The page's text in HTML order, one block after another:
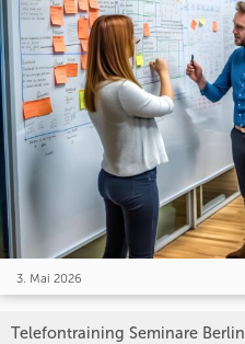
3. Mai 2026
Telefontraining Seminare Berlin